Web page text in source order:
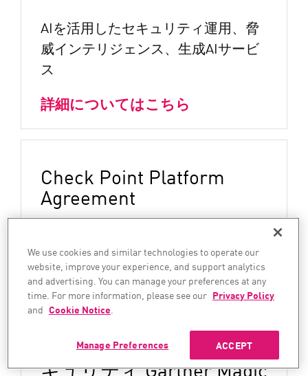
AIを活用したセキュリティ運用、脅
威インテリジェンス、生成AIサービ
ス
詳細についてはこちら
Check Point Platform
Agreement
系により、俊敏性を維持
詳細についてはこちら
チェック・ポイントのセ
キュリティ Gartner Magic
We use cookies and similar technologies to operate our
website, improve your experience, and support analytics
and advertising. You can manage your preferences at any
time. For more information, please see our Privacy Policy
and Cookie Notice.
ACCEPT
Manage Preferences